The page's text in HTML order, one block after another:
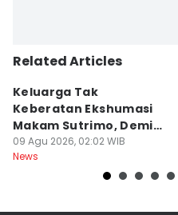
Related Articles
Keluarga Tak
Keberatan Ekshumasi
Makam Sutrimo, Demi
Usut Kematian
Almarhum
09 Agu 2026, 02:02 WIB
News